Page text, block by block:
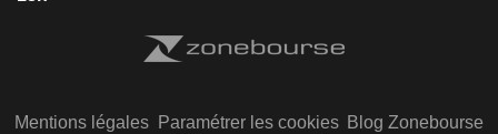
Mentions légales Paramétrer les cookies Blog Zonebourse